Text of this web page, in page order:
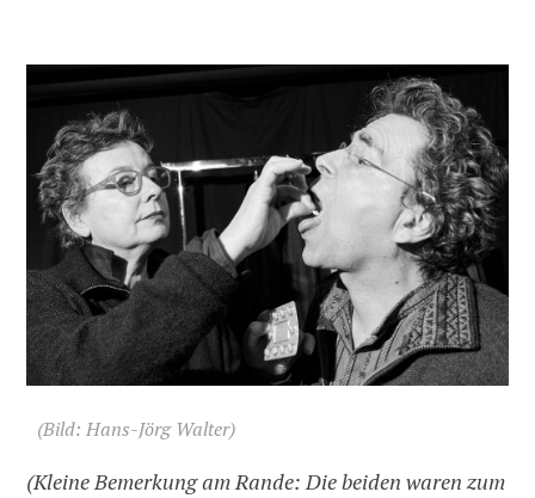
(Bild: Hans-Jörg Walter)
(Kleine Bemerkung am Rande: Die beiden waren zum